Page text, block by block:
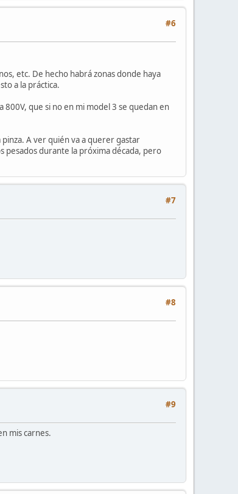
#6
etc. De hecho habrá zonas donde haya
a la práctica.
800V, que si no en mi model 3 se quedan en
A ver quién va a querer gastar
pesados durante la próxima década, pero
#7
#8
#9
mis carnes.